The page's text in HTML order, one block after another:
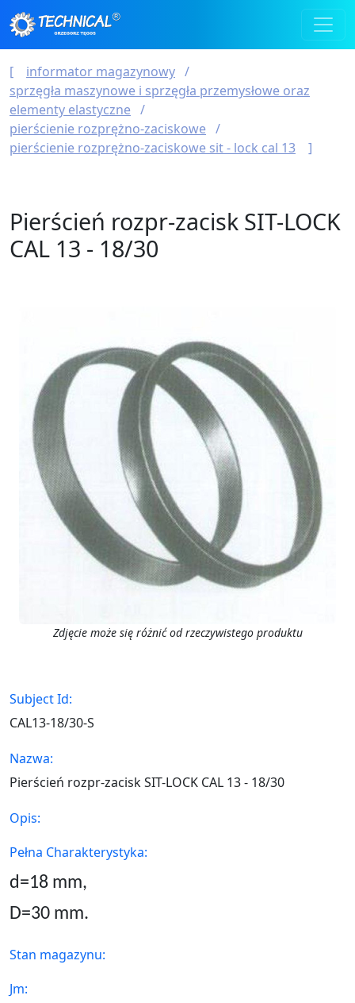
informator magazynowy
sprzęgła maszynowe i sprzęgła przemysłowe oraz
elementy elastyczne
pierścienie rozprężno-zaciskowe
pierścienie rozprężno-zaciskowe sit - lock cal 13
Pierścień rozpr-zacisk SIT-LOCK
CAL 13 - 18/30
Zdjęcie może się różnić od rzeczywistego produktu
Subject Id:
CAL13-18/30-S
Nazwa:
Pierścień rozpr-zacisk SIT-LOCK CAL 13 - 18/30
Opis:
Pełna Charakterystyka:
d=18 mm,
D=30 mm.
Stan magazynu:
Jm: